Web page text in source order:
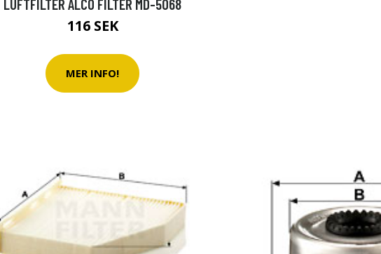
LUFTFILTER ALCO FILTER MD-5068
116 SEK
MER INFO!